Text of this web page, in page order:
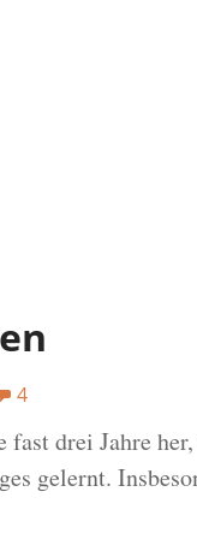
4
drei Jahre
gelernt.